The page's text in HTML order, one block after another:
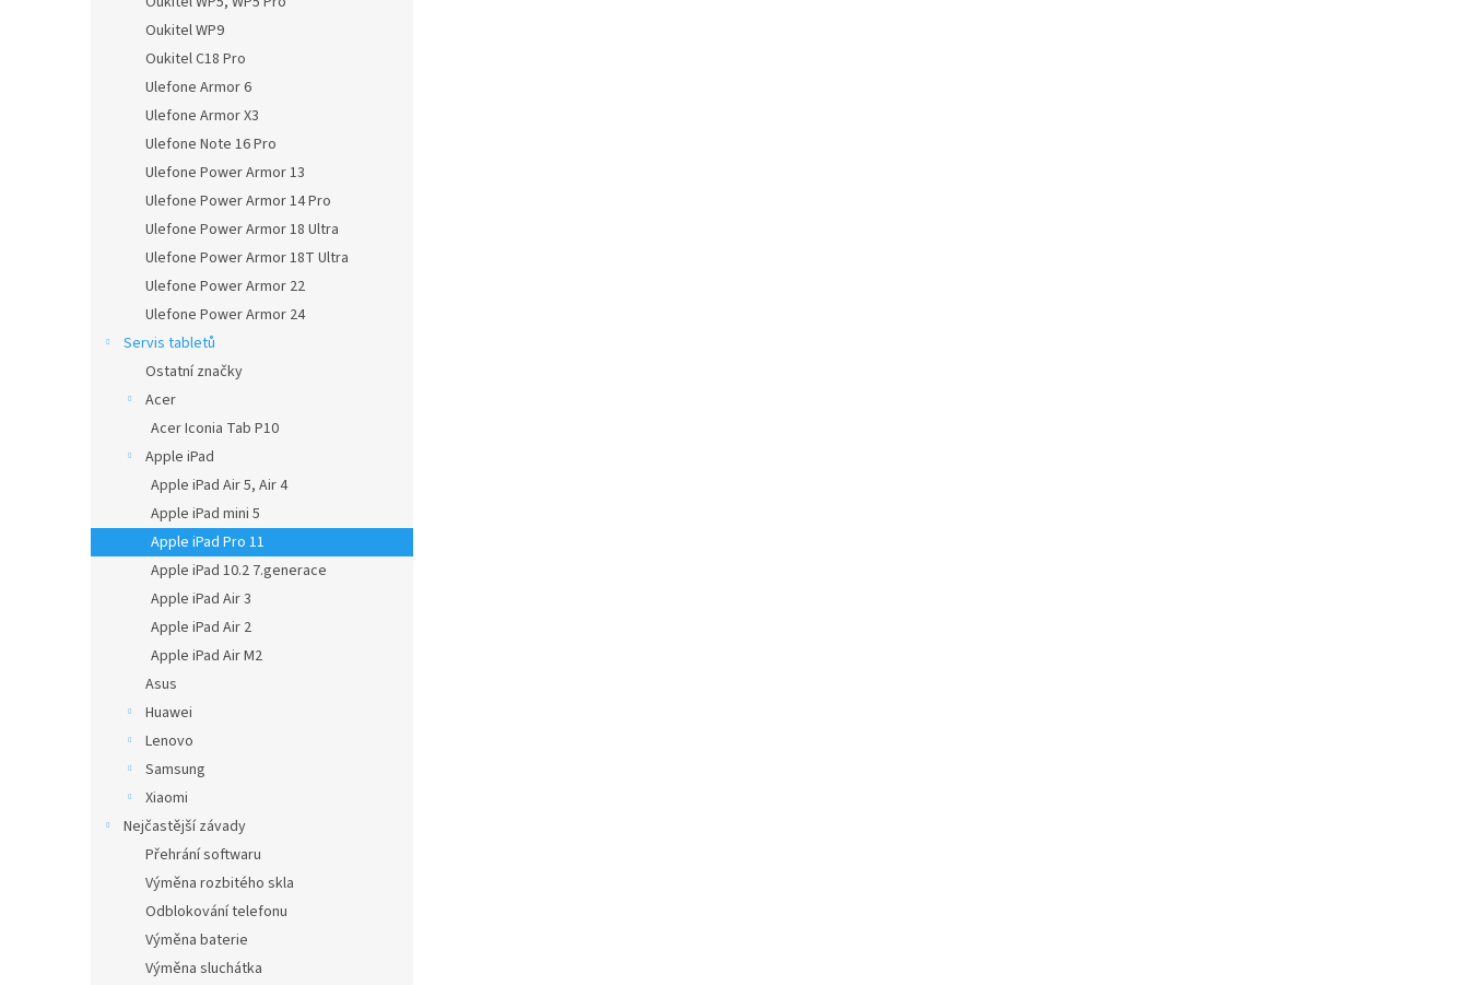
Oukitel WP9
Oukitel C18 Pro
Ulefone Armor 6
Ulefone Armor X3
Ulefone Note 16 Pro
Ulefone Power Armor 13
Ulefone Power Armor 14 Pro
Ulefone Power Armor 18 Ultra
Ulefone Power Armor 18T Ultra
Ulefone Power Armor 22
Ulefone Power Armor 24
Servis tabletů
Ostatní značky
Acer
Acer Iconia Tab P10
Apple iPad
Apple iPad Air 5, Air 4
Apple iPad mini 5
Apple iPad Pro 11
Apple iPad 10.2 7.generace
Apple iPad Air 3
Apple iPad Air 2
Apple iPad Air M2
Asus
Huawei
Lenovo
Samsung
Xiaomi
Nejčastější závady
Přehrání softwaru
Výměna rozbitého skla
Odblokování telefonu
Výměna baterie
Výměna sluchátka